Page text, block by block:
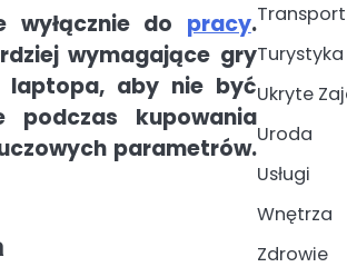
wyłącznie do pracy.
wymagające gry
laptopa, aby nie być
podczas kupowania
parametrów.
Transport
Turystyka
Ukryte
Uroda
Usługi
Wnętrza
Zdrowie